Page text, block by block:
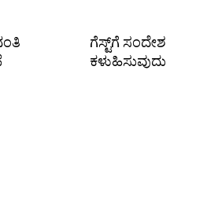
ಗೆಸ್ಟ್‌ಗೆ ಸಂದೇಶ
ಕಳುಹಿಸುವುದು